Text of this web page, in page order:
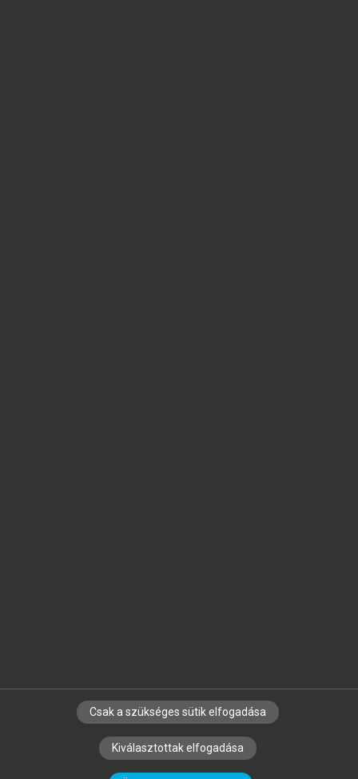
SZERZŐKNEK CÉGEKNEK KÖNYVTÁROSOKNAK
SZERKESZTÉSI ÉS LEKTORÁLÁSI ALAPELVEK
Csak a szükséges sütik elfogadása
Kiválasztottak elfogadása